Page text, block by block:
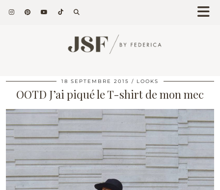
18 SEPTEMBRE 2015 LOOKS
OOTD J’ai piqué le T-shirt de mon mec